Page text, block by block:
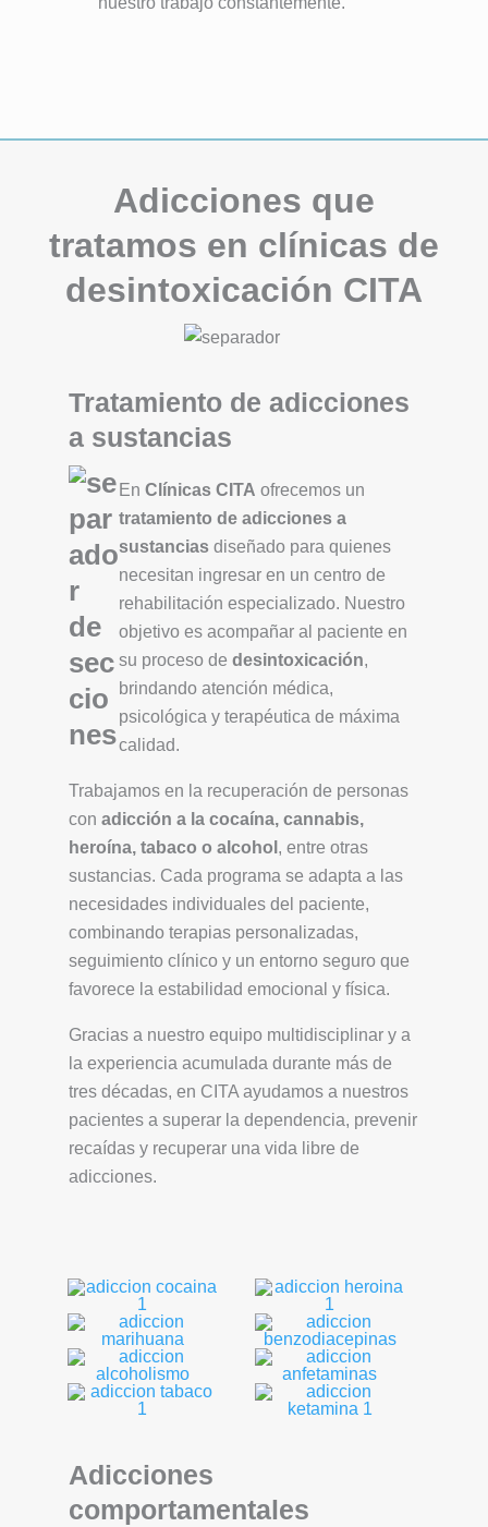
Adicciones que
tratamos en clínicas de
desintoxicación CITA
Tratamiento de adicciones
a sustancias
En Clínicas CITA ofrecemos un
tratamiento de adicciones a
sustanciasdiseñado para quienes
necesitan ingresar en un centro de
rehabilitación especializado. Nuestro
objetivo es acompañar al paciente en
su proceso de desintoxicación,
brindando atención médica,
psicológica y terapéutica de máxima
calidad.
Trabajamos en la recuperación de personas
con adicción a la cocaína, cannabis,
heroína, tabaco o alcohol , entre otras
sustancias. Cada programa se adapta a las
necesidades individuales del paciente,
combinando terapias personalizadas,
seguimiento clínico y un entorno seguro que
favorece la estabilidad emocional y física.
Gracias a nuestro equipo multidisciplinar y a
la experiencia acumulada durante más de
tres décadas, en CITA ayudamos a nuestros
pacientes a superar la dependencia, prevenir
recaídas y recuperar una vida libre de
adicciones.
Adicciones
comportamentales